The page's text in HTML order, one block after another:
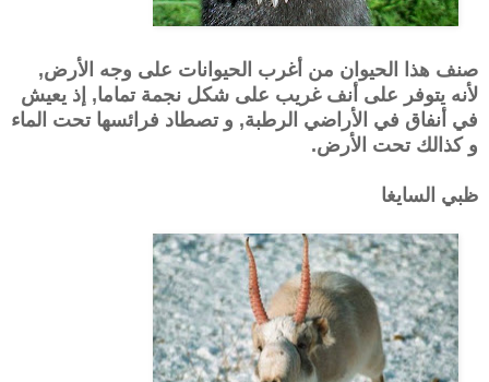
صنف هذا الحيوان من أغرب الحيوانات على وجه الأرض,
لأنه يتوفر على أنف غريب على شكل نجمة تماما, إذ يعيش
في أنفاق في الأراضي الرطبة, و تصطاد فرائسها تحت الماء
و كذالك تحت الأرض.
ظبي السايغا